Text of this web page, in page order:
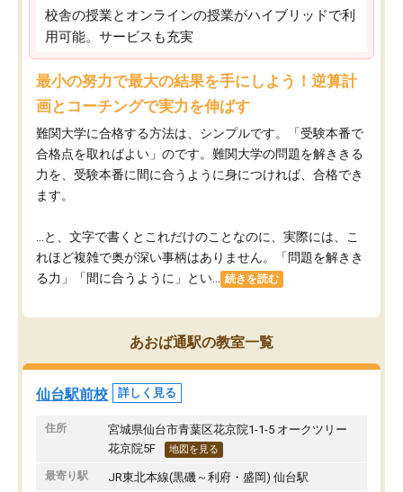
校舎の授業とオンラインの授業がハイブリッドで利
用可能。サービスも充実
最小の努力で最大の結果を手にしよう！逆算計
画とコーチングで実力を伸ばす
難関大学に合格する方法は、シンプルです。「受験本番で
合格点を取ればよい」のです。難関大学の問題を解ききる
力を、受験本番に間に合うように身につければ、合格でき
ます。
…と、文字で書くとこれだけのことなのに、実際には、こ
れほど複雑で奥が深い事柄はありません。「問題を解きき
る力」「間に合うように」とい... 続きを読む
あおば通駅の教室一覧
仙台駅前校 詳しく見る
住所
宮城県仙台市青葉区花京院1-1-5 オークツリー
花京院5F
地図を見る
最寄り駅 JR東北本線(黒磯～利府・盛岡) 仙台駅